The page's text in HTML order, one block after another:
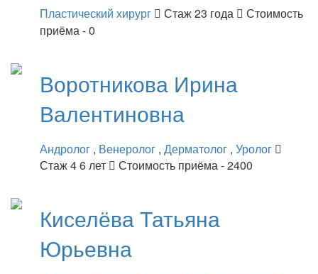
Пластический хирург Стаж 23 года
Стоимость
приёма - 0
Воротникова Ирина
Валентиновна
Андролог , Венеролог , Дерматолог , Уролог
Стаж 4 6 лет
Стоимость приёма - 2400
КиселёваТатьяна
Юрьевна